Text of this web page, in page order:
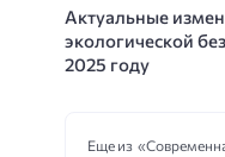
Актуальные
экологической
2025 году
Еще из